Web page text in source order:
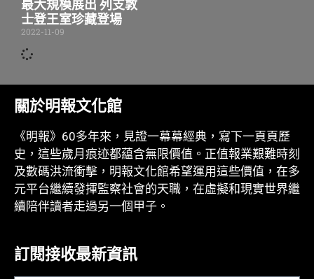
最大規模展出 列支敦
士登王室珍藏登場
2022-11-09
關於明報文化館
《明報》60多年來，見證一幕幕經典，寫下一頁頁歷
史，這些歲月痕迹都藴含無限價值。正值報業艱難時刻
及數碼洪流衝擊，明報文化館希望運用這些價值，在多
元平台繼續發揮監察社會的天職，在虛擬和現實世界繼
續陪伴讀者走過另一個甲子。
訂閱接收最新資訊